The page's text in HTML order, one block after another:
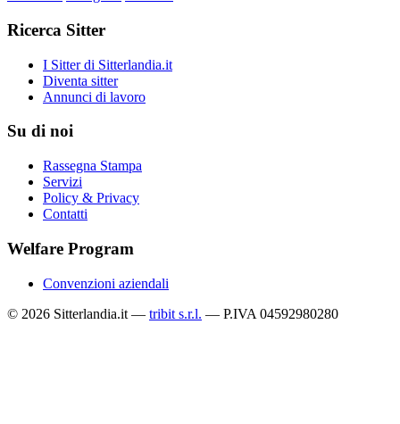
Ricerca Sitter
I Sitter di Sitterlandia.it
Diventa sitter
Annunci di lavoro
Su di noi
Rassegna Stampa
Servizi
Policy & Privacy
Contatti
Welfare Program
Convenzioni aziendali
© 2026 Sitterlandia.it — tribit s.r.l. — P.IVA 04592980280